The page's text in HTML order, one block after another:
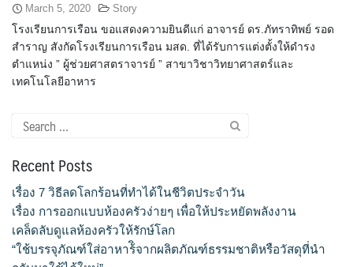
คณะกรรมการประจำโรงเรียนการเรือน
คลิปสาระเทคนิคสไตส์การเรือน
คลิปเทคนิคการทำอาหารง่าย ๆ สไตล์เด็กหอ
ค่าเล่าเรียน
ค่าเล่าเรียน
คำถามที่พบบ่อย
คำสั่งแต่งตั้งคณะกรรมการด้านต่าง ๆ
March 5, 2020 Story
โรงเรียนการเรือน ขอแสดงความยินดีแก่ อาจารย์ ดร.ภัทราทิพย์ รอด
สำราญ สังกัดโรงเรียนการเรือน มสด. ที่ได้รับการแต่งตั้งให้ดำรง
ตำแหน่ง ” ผู้ช่วยศาสตราจารย์ ” สาขาวิชาวิทยาศาสตร์และ
เทคโนโลยีอาหาร
Search
for:
Recent Posts
เรื่อง 7 วิธีลดโลกร้อนที่ทำได้ในชีวิตประจำวัน
เรื่อง การออกแบบห้องครัวง่ายๆ เพื่อให้ประหยัดพลังงาน
เคล็ดลับดูแลห้องครัวให้รักษ์โลก
“ใช้บรรจุภัณฑ์ใส่อาหาร้ิจากผลิตภัณฑ์ธรรมชาติหรือวัสดุที่นำ